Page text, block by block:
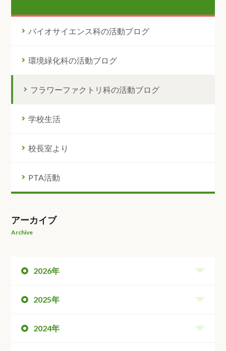
バイオサイエンス科の活動ブログ
環境緑化科の活動ブログ
フラワーファクトリ科の活動ブログ
学校生活
校長室より
PTA活動
アーカイブ
Archive
2026年
2025年
2024年